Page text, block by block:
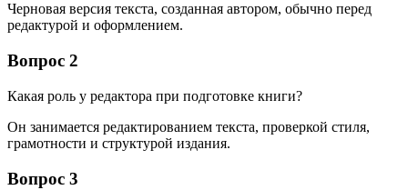
Черновая версия текста, созданная автором, обычно перед
редактурой и оформлением.
Вопрос 2
Какая роль у редактора при подготовке книги?
Он занимается редактированием текста, проверкой стиля,
грамотности и структурой издания.
Вопрос 3